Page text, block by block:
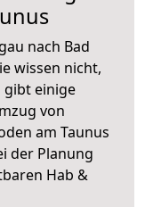
nach Bad
wissen nicht,
gibt einige
von
am Taunus
der Planung
Hab &